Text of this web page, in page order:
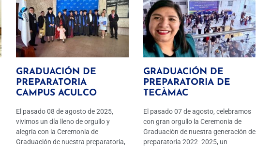
GRADUACIÓN DE
PREPARATORIA
CAMPUS ACULCO
El pasado 08 de agosto de 2025,
vivimos un día lleno de orgullo y
alegría con la Ceremonia de
Graduación de nuestra preparatoria,
GRADUACIÓN DE
PREPARATORIA DE
TECÀMAC
El pasado 07 de agosto, celebramos
con gran orgullo la Ceremonia de
Graduación de nuestra generación de
preparatoria 2022- 2025, un